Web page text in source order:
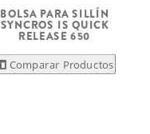
BOLSA PARA SILLÍN
SYNCROS IS QUICK
RELEASE 650
Comparar Productos